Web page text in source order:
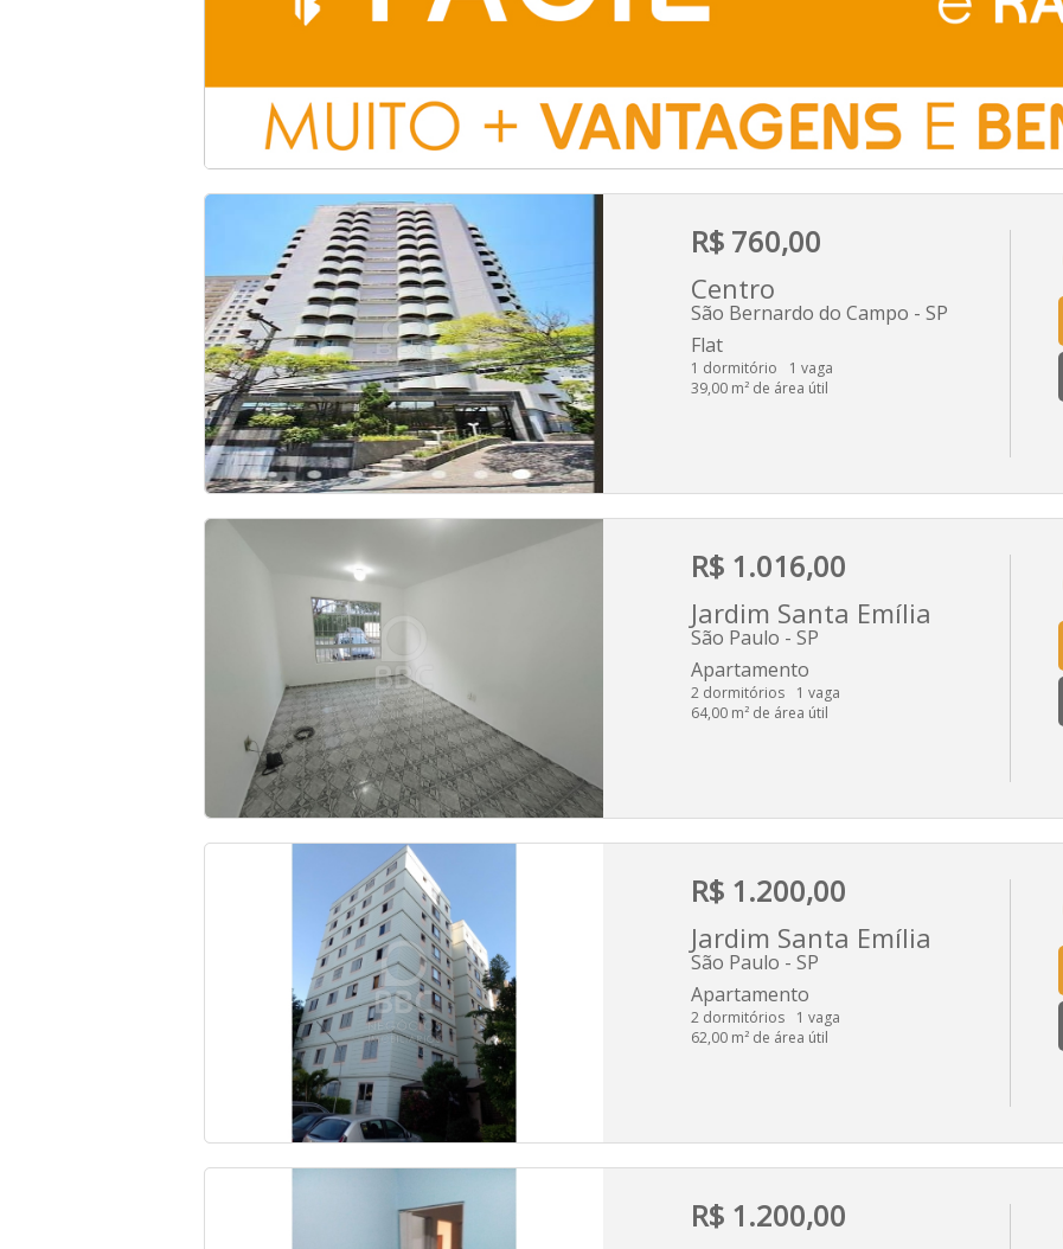
R$ 760,00
Centro
São Bernardo do Campo - SP
Flat
1 dormitório
1 vaga
39,00 m² de área útil
R$ 1.016,00
Jardim Santa Emília
São Paulo - SP
Apartamento
2 dormitórios
1 vaga
64,00 m² de área útil
R$ 1.200,00
Jardim Santa Emília
São Paulo - SP
Apartamento
2 dormitórios
1 vaga
62,00 m² de área útil
R$ 1.200,00